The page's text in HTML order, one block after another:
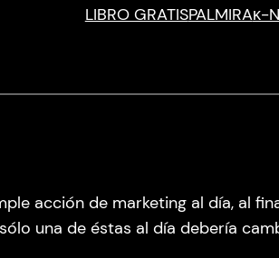
LIBRO GRATISPALMIRAκ-
acción de marketing al día, al
una de éstas al día debería